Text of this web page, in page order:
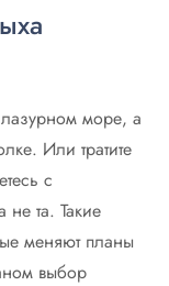
лазурном море, а
Или тратите
с
та. Такие
меняют планы
выбор